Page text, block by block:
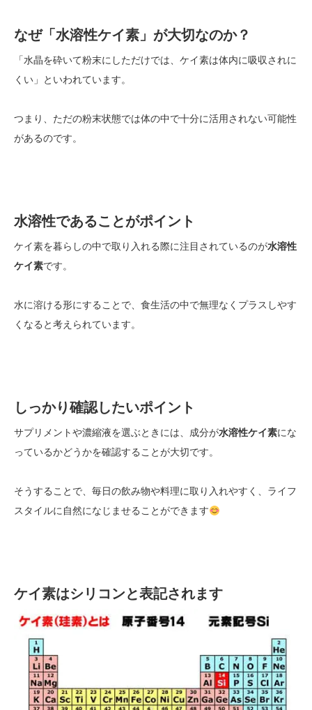
なぜ「水溶性ケイ素」が大切なのか？
「水晶を砕いて粉末にしただけでは、ケイ素は体内に吸収されに
くい」といわれています。
つまり、ただの粉末状態では体の中で十分に活用されない可能性
があるのです。
水溶性であることがポイント
ケイ素を暮らしの中で取り入れる際に注目されているのが水溶性
ケイ素です。
水に溶ける形にすることで、食生活の中で無理なくプラスしやす
くなると考えられています。
しっかり確認したいポイント
サプリメントや濃縮液を選ぶときには、成分が水溶性ケイ素にな
っているかどうかを確認することが大切です。
そうすることで、毎日の飲み物や料理に取り入れやすく、ライフ
スタイルに自然になじませることができます
ケイ素はシリコンと表記されます